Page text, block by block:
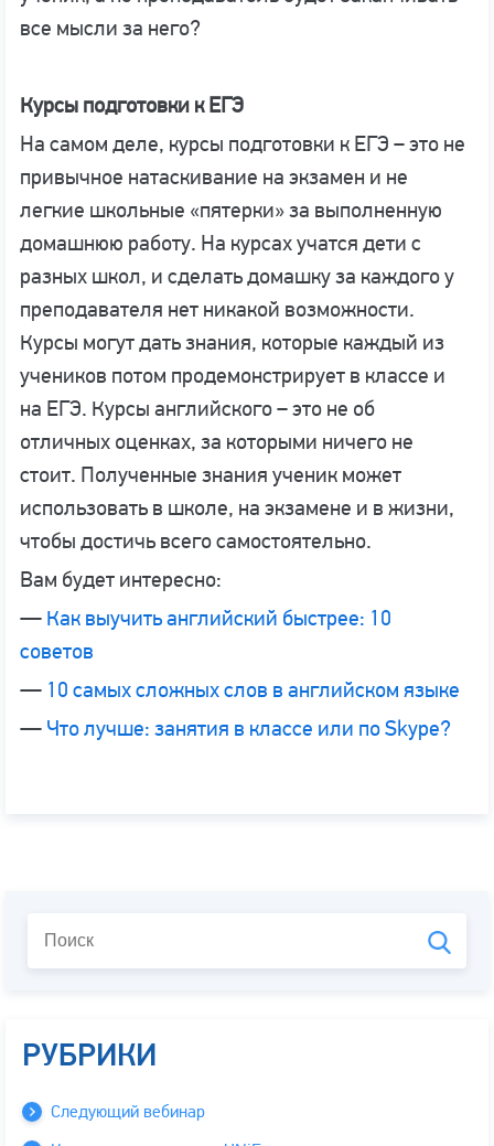
все мысли за него?
Курсы подготовки к ЕГЭ
На самом деле, курсы подготовки к ЕГЭ – это не
привычное натаскивание на экзамен и не
легкие школьные «пятерки» за выполненную
домашнюю работу. На курсах учатся дети с
разных школ, и сделать домашку за каждого у
преподавателя нет никакой возможности.
Курсы могут дать знания, которые каждый из
учеников потом продемонстрирует в классе и
на ЕГЭ. Курсы английского – это не об
отличных оценках, за которыми ничего не
стоит. Полученные знания ученик может
использовать в школе, на экзамене и в жизни,
чтобы достичь всего самостоятельно.
Вам будет интересно:
— Как выучить английский быстрее: 10
советов
— 10 самых сложных слов в английском языке
— Что лучше: занятия в классе или по Skype?
РУБРИКИ
Следующий вебинар